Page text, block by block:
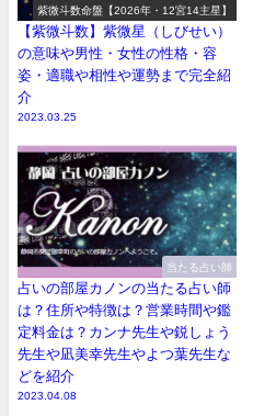
紫微斗数命盤【2026年・12宮14主星】
【紫微斗数】紫微星（しびせい）
の意味や男性・女性の性格・容
姿・適職や相性や運勢まで完全紹
介
2023.03.25
当たる占い師
占いの部屋カノンの当たる占い師
は？住所や特徴は？営業時間や鑑
定料金は？カンナ先生や鋭しょう
先生や凪美幸先生やよつ葉先生な
どを紹介
2023.04.08